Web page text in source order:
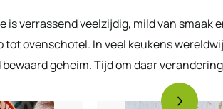
is verrassend veelzijdig, mild van smaak
tot ovenschotel. In veel keukens
geheim. Tijd om daar